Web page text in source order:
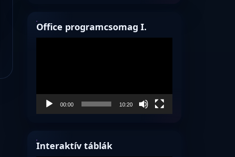
Office programcsomag I.
00:00 10:20
Interaktív táblák